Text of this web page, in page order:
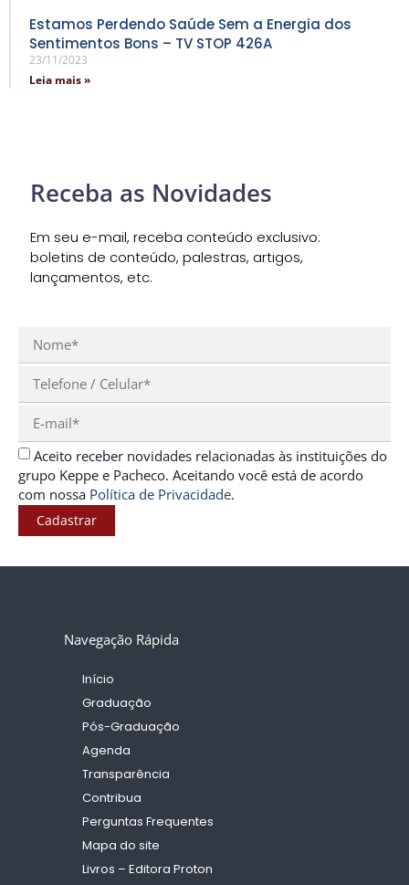
Estamos Perdendo Saúde Sem a Energia dos
Sentimentos Bons – TV STOP 426A
23/11/2023
Leia mais »
Receba as Novidades
Em seu e-mail, receba conteúdo exclusivo:
boletins de conteúdo, palestras, artigos,
lançamentos, etc.
Aceito receber novidades relacionadas às instituições do
grupo Keppe e Pacheco. Aceitando você está de acordo
com nossa Política de Privacidade.
Cadastrar
Navegação Rápida
Início
Graduação
Pós-Graduação
Agenda
Transparência
Contribua
Perguntas Frequentes
Mapa do site
Livros – Editora Proton